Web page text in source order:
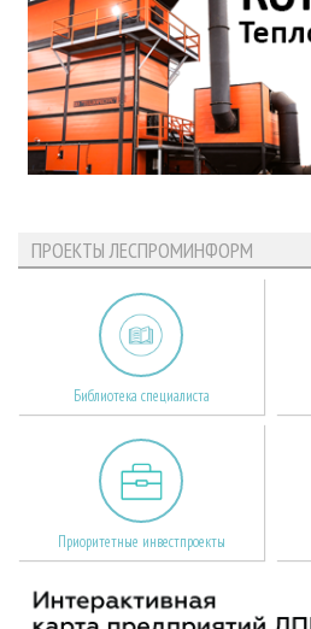
ПРОЕКТЫ ЛЕСПРОМИНФОРМ
Библиотека специалиста
Приоритетные инвестпроекты